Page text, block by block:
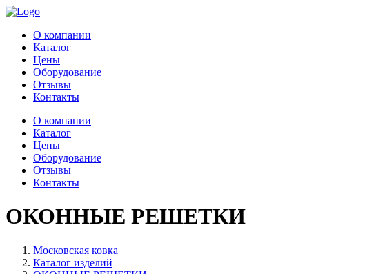
О компании
Каталог
Цены
Оборудование
Отзывы
Контакты
О компании
Каталог
Цены
Оборудование
Отзывы
Контакты
ОКОННЫЕ РЕШЕТКИ
Московская ковка
Каталог изделий